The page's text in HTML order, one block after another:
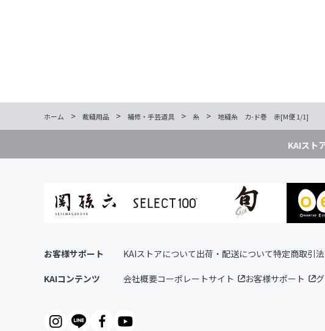
ホーム > 裁縫用品 > 補修・手芸道具 > 糸 > 地縫糸 カ-ド巻 赤[M便 1/1]
KAIスト
お客様サポート KAIストアについて出荷・配送について特定商取引
KAIコンテンツ 会社概要コーポレートサイト お客様サポート